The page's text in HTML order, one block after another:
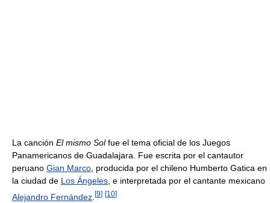
La canción El mismo Solfue el tema oficial de los Juegos
Panamericanos de Guadalajara. Fue escrita por el cantautor
peruano Gian Marco, producida por el chileno Humberto Gatica en
la ciudad de Los Ángeles, e interpretada por el cantante mexicano
Alejandro Fernández [9] [10]